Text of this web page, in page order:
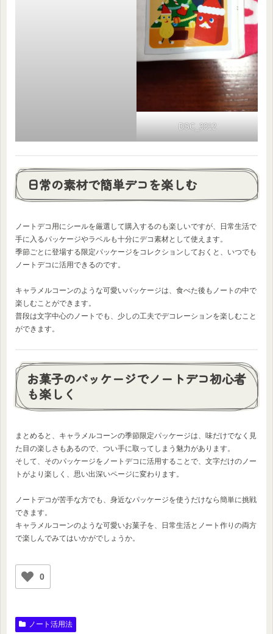
DSC_3312
日常の素材で簡単デコを楽しむ
ノートデコ用にシールを厳選して購入するのも楽しいですが、日常生活で
手に入るパッケージやラベルも十分にデコ素材として使えます。
季節ごとに登場する限定パッケージをコレクションしておくと、いつでも
ノートデコに活用できるのです。
キャラメルコーンのような可愛いパッケージは、食べた後もノートの中で
楽しむことができます。
普段は文字中心のノートでも、少しの工夫でデコレーションを楽しむこと
ができます。
お菓子のパッケージでノートデコ初心者
も楽しく
まとめると、キャラメルコーンの季節限定パッケージは、味だけでなく見
た目の楽しさもあるので、つい手に取ってしまう魅力があります。
そして、そのパッケージをノートデコに活用することで、文字だけのノー
トがより楽しく、思い出深いページに変わります。
ノートデコが苦手な方でも、身近なパッケージを使うだけなら簡単に挑戦
できます。
キャラメルコーンのような可愛いお菓子を、日常生活とノート作りの両方
で楽しんでみてはいかがでしょうか。
0
ノート活用法